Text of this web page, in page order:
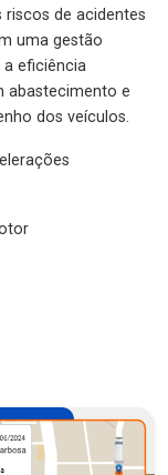
riscos de acidentes
uma gestão
a eficiência
abastecimento e
dos veículos.